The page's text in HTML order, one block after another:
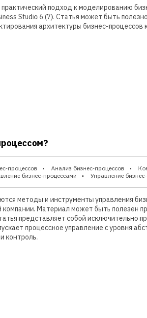
подход к моделированию
Studio 6 (7). Статья может быть
архитектуры бизнес-процессов
процессов Анализ бизнес-процессов
бизнес-процессами Управление
методы и инструменты управления
Материал может быть полезен
представляет собой исключительно
процессное управление с уровня
контроль.